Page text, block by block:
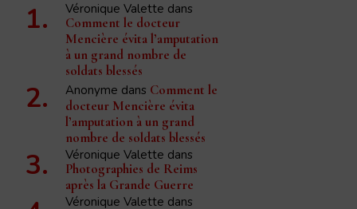
Véronique Valette dans
Comment le docteur
Mencière évita l’amputation
à un grand nombre de
soldats blessés
Anonyme dans Comment le
docteur Mencière évita
l’amputation à un grand
nombre de soldats blessés
Véronique Valette dans
Photographies de Reims
après la Grande Guerre
Véronique Valette dans